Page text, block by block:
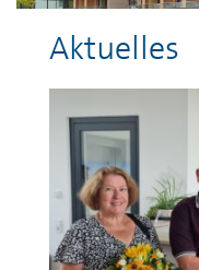
Aktuelles